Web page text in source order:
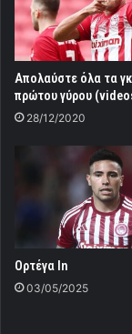
Απολαύστε όλα τα
πρώτου γύρου
28/12/2020
Ορτέγα In
03/05/2025